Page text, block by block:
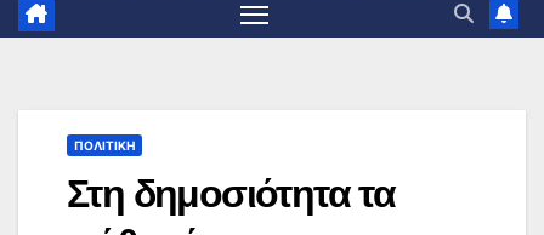
ΠΟΛΙΤΙΚΉ
Στη δημοσιότητα τα